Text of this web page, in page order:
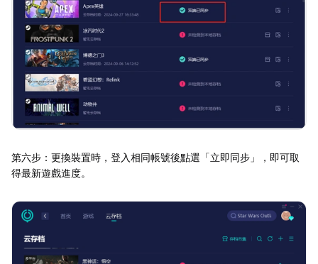
第六步：更換裝置時，登入相同帳號後點選「立即同步」，即可取
得最新遊戲進度。